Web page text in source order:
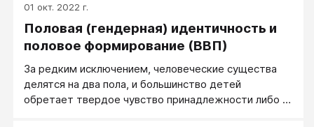
социальным мотивом: он, как правило,
предполагает участие другого человека, тогда как
мотивы выживания касаются только биологической
жажда, обусловлены нуждами органических
тканей, тогда как секс не связан с нехваткой чего-
либо внутри, что нуждалось бы в регулировании и
01 окт. 2022 г.
Половая (гендерная) идентичность и
половое формирование (ВВП)
За редким исключением, человеческие существа
делятся на два пола, и большинство детей
обретает твердое чувство принадлежности либо к